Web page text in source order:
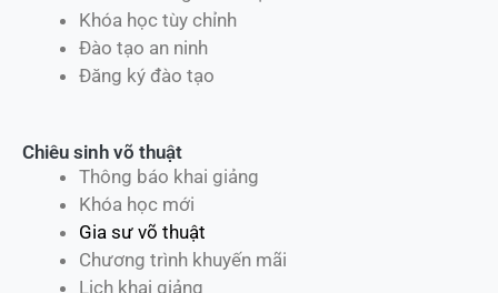
Khóa học tùy chỉnh
Đào tạo an ninh
Đăng ký đào tạo
Chiêu sinh võ thuật
Thông báo khai giảng
Khóa học mới
Gia sư võ thuật
Chương trình khuyến mãi
Lịch khai giảng